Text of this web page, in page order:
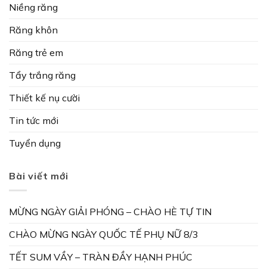
Niềng răng
Răng khôn
Răng trẻ em
Tẩy trắng răng
Thiết kế nụ cười
Tin tức mới
Tuyển dụng
Bài viết mới
MỪNG NGÀY GIẢI PHÓNG – CHÀO HÈ TỰ TIN
CHÀO MỪNG NGÀY QUỐC TẾ PHỤ NỮ 8/3
TẾT SUM VẦY – TRÀN ĐẦY HẠNH PHÚC